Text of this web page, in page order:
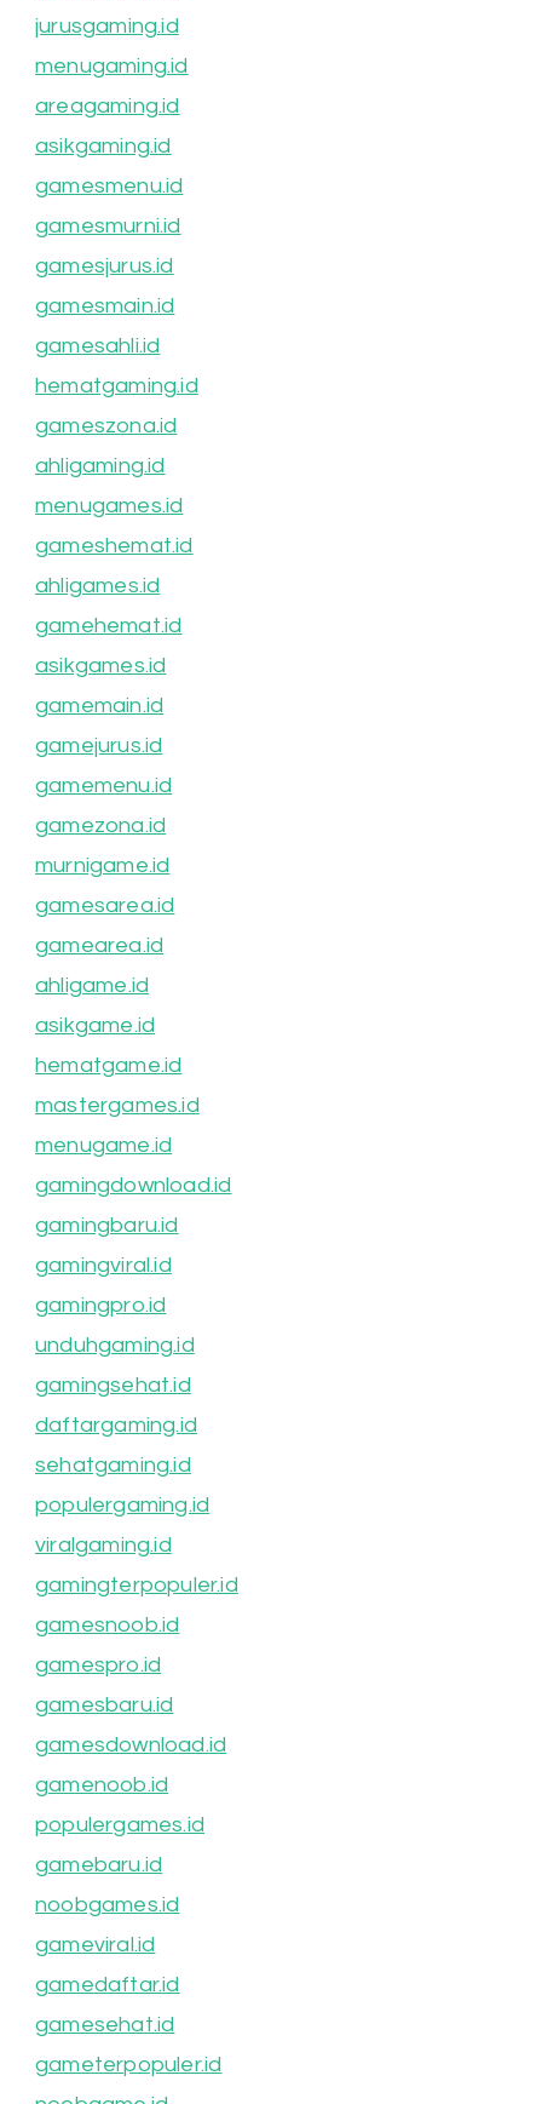
jurusgaming.id
menugaming.id
areagaming.id
asikgaming.id
gamesmenu.id
gamesmurni.id
gamesjurus.id
gamesmain.id
gamesahli.id
hematgaming.id
gameszona.id
ahligaming.id
menugames.id
gameshemat.id
ahligames.id
gamehemat.id
asikgames.id
gamemain.id
gamejurus.id
gamemenu.id
gamezona.id
murnigame.id
gamesarea.id
gamearea.id
ahligame.id
asikgame.id
hematgame.id
mastergames.id
menugame.id
gamingdownload.id
gamingbaru.id
gamingviral.id
gamingpro.id
unduhgaming.id
gamingsehat.id
daftargaming.id
sehatgaming.id
populergaming.id
viralgaming.id
gamingterpopuler.id
gamesnoob.id
gamespro.id
gamesbaru.id
gamesdownload.id
gamenoob.id
populergames.id
gamebaru.id
noobgames.id
gameviral.id
gamedaftar.id
gamesehat.id
gameterpopuler.id